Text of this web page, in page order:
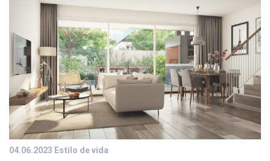
04.06.2023 Estilo de vida